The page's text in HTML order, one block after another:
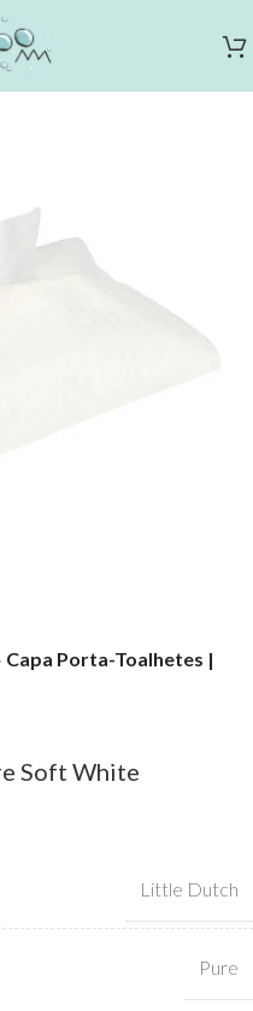
Capa Porta-Toalhetes |
Soft White
Little Dutch
Pure